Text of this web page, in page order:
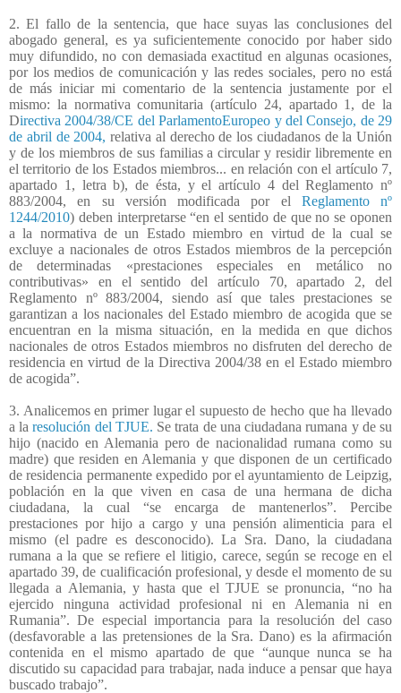
2. El fallo de la sentencia, que hace suyas las conclusiones del
abogado general, es ya suficientemente conocido por haber sido
muy difundido, no con demasiada exactitud en algunas ocasiones,
por los medios de comunicación y las redes sociales, pero no está
de más iniciar mi comentario de la sentencia justamente por el
mismo: la normativa comunitaria (artículo 24, apartado 1, de la
Directiva 2004/38/CE del ParlamentoEuropeo y del Consejo, de 29
de abril de 2004, relativa al derecho de los ciudadanos de la Unión
y de los miembros de sus familias a circular y residir libremente en
el territorio de los Estados miembros... en relación con el artículo 7,
apartado 1, letra b), de ésta, y el artículo 4 del Reglamento nº
883/2004, en su versión modificada por el Reglamento nº
1244/2010) deben interpretarse “en el sentido de que no se oponen
a la normativa de un Estado miembro en virtud de la cual se
excluye a nacionales de otros Estados miembros de la percepción
de determinadas «prestaciones especiales en metálico no
contributivas» en el sentido del artículo 70, apartado 2, del
Reglamento nº 883/2004, siendo así que tales prestaciones se
garantizan a los nacionales del Estado miembro de acogida que se
encuentran en la misma situación, en la medida en que dichos
nacionales de otros Estados miembros no disfruten del derecho de
residencia en virtud de la Directiva 2004/38 en el Estado miembro
de acogida”.
3. Analicemos en primer lugar el supuesto de hecho que ha llevado
a laresolución del TJUE. Se trata de una ciudadana rumana y de su
hijo (nacido en Alemania pero de nacionalidad rumana como su
madre) que residen en Alemania y que disponen de un certificado
de residencia permanente expedido por el ayuntamiento de Leipzig,
población en la que viven en casa de una hermana de dicha
ciudadana, la cual “se encarga de mantenerlos”. Percibe
prestaciones por hijo a cargo y una pensión alimenticia para el
mismo (el padre es desconocido). La Sra. Dano, la ciudadana
rumana a la que se refiere el litigio, carece, según se recoge en el
apartado 39, de cualificación profesional, y desde el momento de su
llegada a Alemania, y hasta que el TJUE se pronuncia, “no ha
ejercido ninguna actividad profesional ni en Alemania ni en
Rumania”. De especial importancia para la resolución del caso
(desfavorable a las pretensiones de la Sra. Dano) es la afirmación
contenida en el mismo apartado de que “aunque nunca se ha
discutido su capacidad para trabajar, nada induce a pensar que haya
buscado trabajo”.